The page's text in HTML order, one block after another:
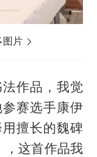
图片
作品，我觉
赛选手康伊
擅长的魏碑
，这首作品我